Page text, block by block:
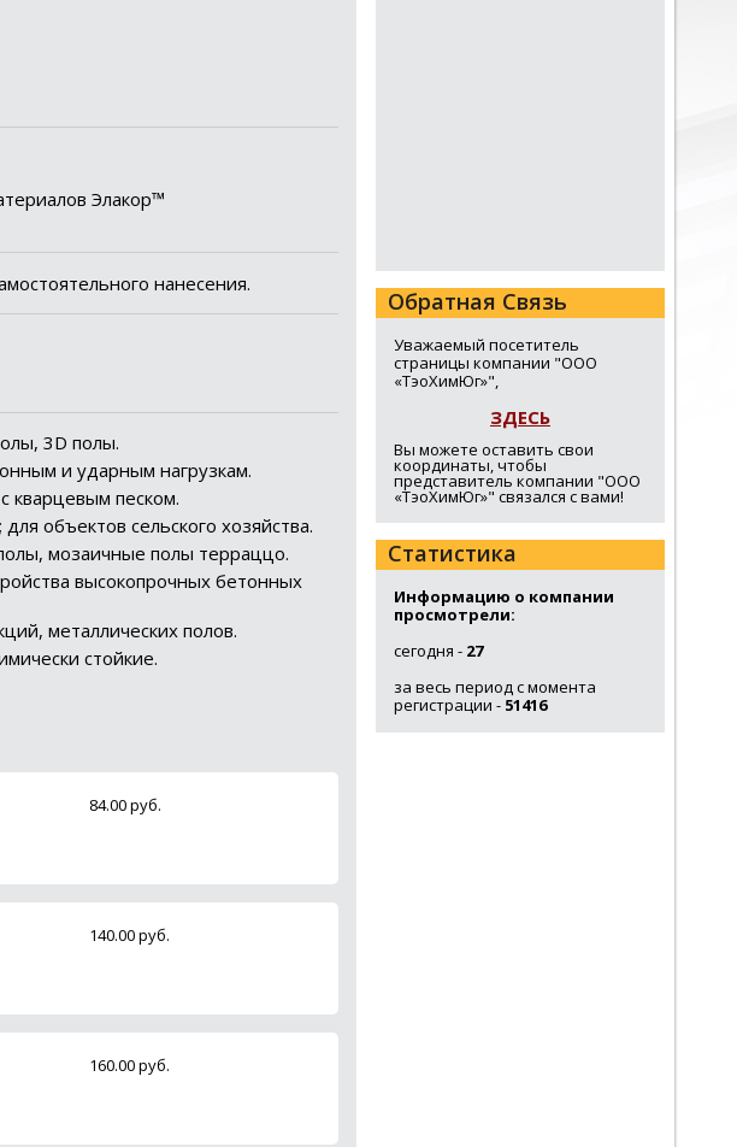
Элакор™
нанесения.
3D полы.
и ударным нагрузкам.
кварцевым песком.
объектов сельского хозяйства.
мозаичные полы терраццо.
высокопрочных бетонных
металлических полов.
стойкие.
84.00 руб.
140.00 руб.
160.00 руб.
Обратная Связь
Уважаемый посетитель
страницы компании "ООО
«ТэоХимЮг»",
ЗДЕСЬ
Вы можете оставить свои
координаты, чтобы
представитель компании "ООО
«ТэоХимЮг»" связался с вами!
Статистика
Информацию о компании
просмотрели:
сегодня - 27
за весь период с момента
регистрации - 51416